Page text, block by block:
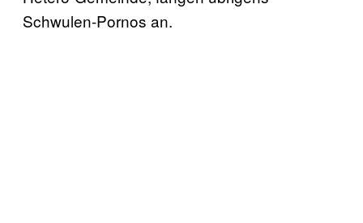
Schwulen-Pornos an.